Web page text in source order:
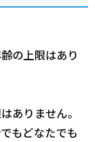
の上限はあり
ありません。
もどなたでも